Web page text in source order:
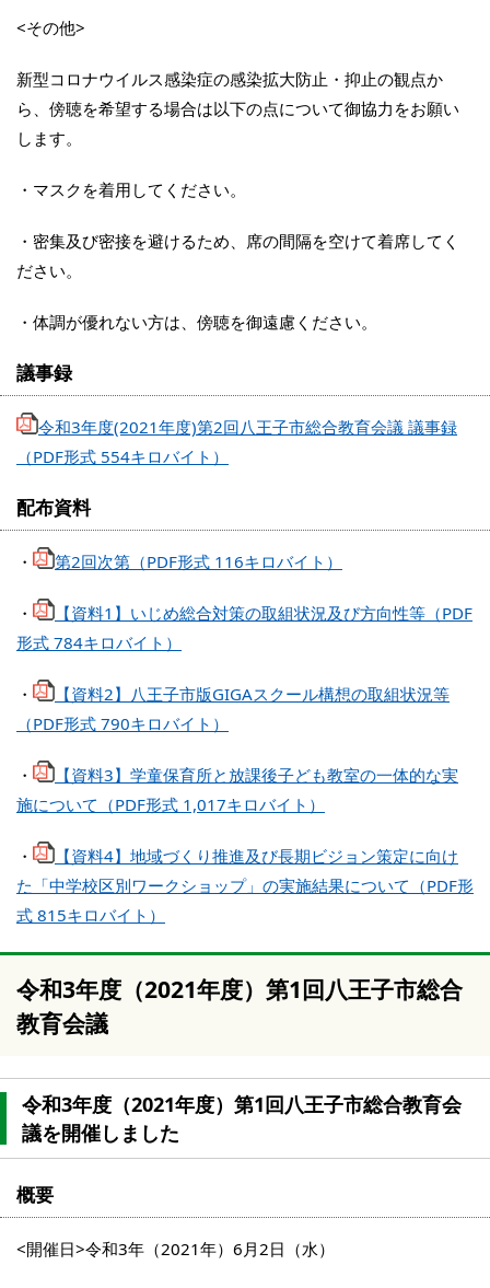
<その他>
新型コロナウイルス感染症の感染拡大防止・抑止の観点か
ら、傍聴を希望する場合は以下の点について御協力をお願い
します。
・マスクを着用してください。
・密集及び密接を避けるため、席の間隔を空けて着席してく
ださい。
・体調が優れない方は、傍聴を御遠慮ください。
議事録
令和3年度(2021年度)第2回八王子市総合教育会議 議事録
（PDF形式 554キロバイト）
配布資料
・ 第2回次第（PDF形式 116キロバイト）
・
【資料1】いじめ総合対策の取組状況及び方向性等（PDF
形式 784キロバイト）
・
【資料2】八王子市版GIGAスクール構想の取組状況等
（PDF形式 790キロバイト）
・
【資料3】学童保育所と放課後子ども教室の一体的な実
施について（PDF形式 1,017キロバイト）
・
【資料4】地域づくり推進及び長期ビジョン策定に向け
た「中学校区別ワークショップ」の実施結果について（PDF形
式 815キロバイト）
令和3年度（2021年度）第1回八王子市総合
教育会議
令和3年度（2021年度）第1回八王子市総合教育会
議を開催しました
概要
<開催日>令和3年（2021年）6月2日（水）